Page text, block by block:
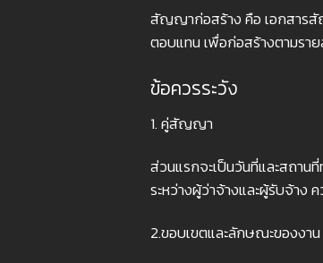
สัญญาก่อสร้าง คือ เอกสารสั
ตอบแทน เพื่อก่อสร้างตามรา
ข้อควรระวัง
1. คู่สัญญา
ส่วนแรกจะเป็นวันที่และสถา
ระหว่างผู้ว่าจ้างและผู้รับจ้าง
2.ขอบเขตและลักษณะของงาน